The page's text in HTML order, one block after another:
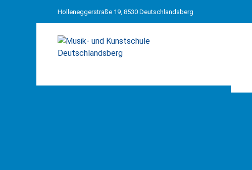
Holleneggerstraße 19, 8530 Deutschlandsberg